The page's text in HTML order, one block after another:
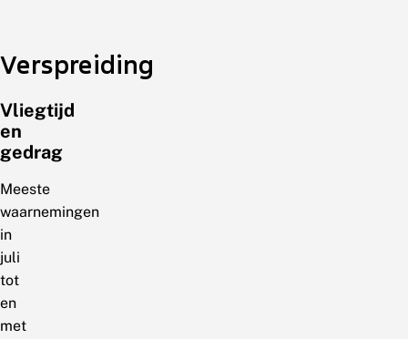
Verspreiding
Vliegtijd
en
gedrag
Meeste
waarnemingen
in
juli
tot
en
met